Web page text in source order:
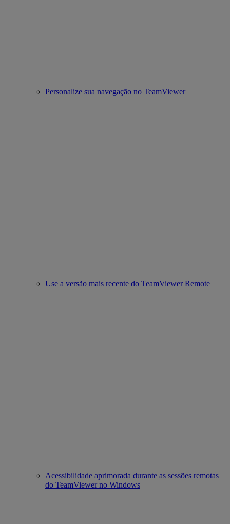
Personalize sua navegação no TeamViewer
Use a versão mais recente do TeamViewer Remote
Acessibilidade aprimorada durante as sessões remotas
do TeamViewer no Windows